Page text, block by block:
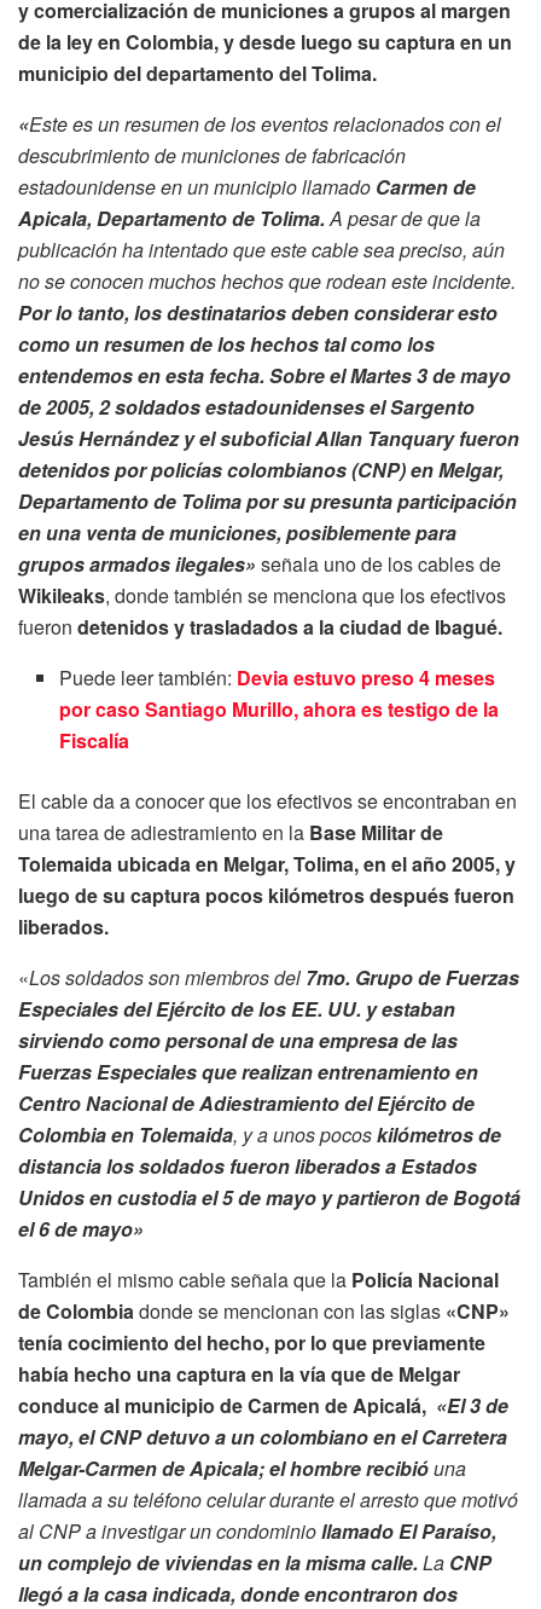
y comercialización de municiones a grupos al margen
de la ley en Colombia, y desde luego su captura en un
municipio del departamento del Tolima.
«Este es un resumen de los eventos relacionados con el
descubrimiento de municiones de fabricación
estadounidense en un municipio llamado Carmen de
Apicala, Departamento de Tolima.A pesar de que la
publicación ha intentado que este cable sea preciso, aún
no se conocen muchos hechos que rodean este incidente.
Por lo tanto, los destinatarios deben considerar esto
como un resumen de los hechos tal como los
entendemos en esta fecha. Sobre el Martes 3 de mayo
de 2005, 2 soldados estadounidenses el Sargento
Jesús Hernández y el suboficial Allan Tanquary fueron
detenidos por policías colombianos (CNP)en Melgar,
Departamento de Tolimapor su presuntaparticipación
en una venta de municiones, posiblemente para
grupos armados ilegales» señala uno de los cables de
Wikileaks, donde también se menciona que los efectivos
fueron detenidos y trasladados a la ciudad de Ibagué.
Puede leer también: Devia estuvo preso 4 meses
por caso Santiago Murillo, ahora es testigo de la
Fiscalía
El cable da a conocer que los efectivos se encontraban en
una tarea de adiestramiento en la Base Militar de
Tolemaida ubicada en Melgar, Tolima, en el año 2005, y
luego de su captura pocos kilómetros después fueron
liberados.
«Los soldados son miembros del 7mo. Grupo de Fuerzas
Especiales del Ejército de los EE. UU. y estaban
sirviendo como personal de una empresa de las
Fuerzas Especiales que realizan entrenamiento en
Centro Nacional de Adiestramiento del Ejército de
Colombia en Tolemaida, y a unos pocoskilómetros de
distancia los soldados fueron liberados a Estados
Unidos en custodia el 5 de mayo y partieron de Bogotá
el 6 de mayo»
También el mismo cable señala que la Policía Nacional
de Colombiadonde se mencionan con las siglas «CNP»
tenía cocimiento del hecho, por lo que previamente
había hecho una captura en la vía que de Melgar
conduce al municipio de Carmen de Apicalá, «El 3 de
mayo, el CNP detuvo a un colombiano en el Carretera
Melgar-Carmen de Apicala; el hombre recibióuna
llamada a su teléfono celular durante el arresto que motivó
al CNP a investigar un condominiollamado El Paraíso,
un complejo de viviendas en la misma calle. La CNP
llegó a la casa indicada, donde encontraron dos